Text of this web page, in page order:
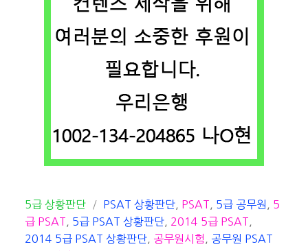
카
테
고
5급 상황판단
태
그
PSAT 상황판단, PSAT 5급 공무원
5
급 PSAT
5급 PSAT 상황판단 2014 5급 PSAT
2014 5급 PSAT 상황판단
공무원시험
공무원 PSAT